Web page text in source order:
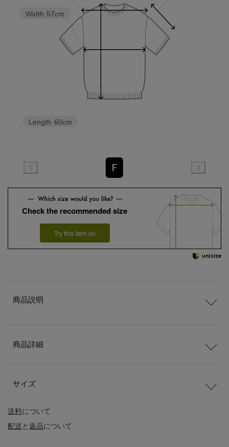
Length 60cm
Width 57cm
F
Check the recommended size
Try this item on
送料について
配送と返品について
商品説明
商品詳細
サイズ